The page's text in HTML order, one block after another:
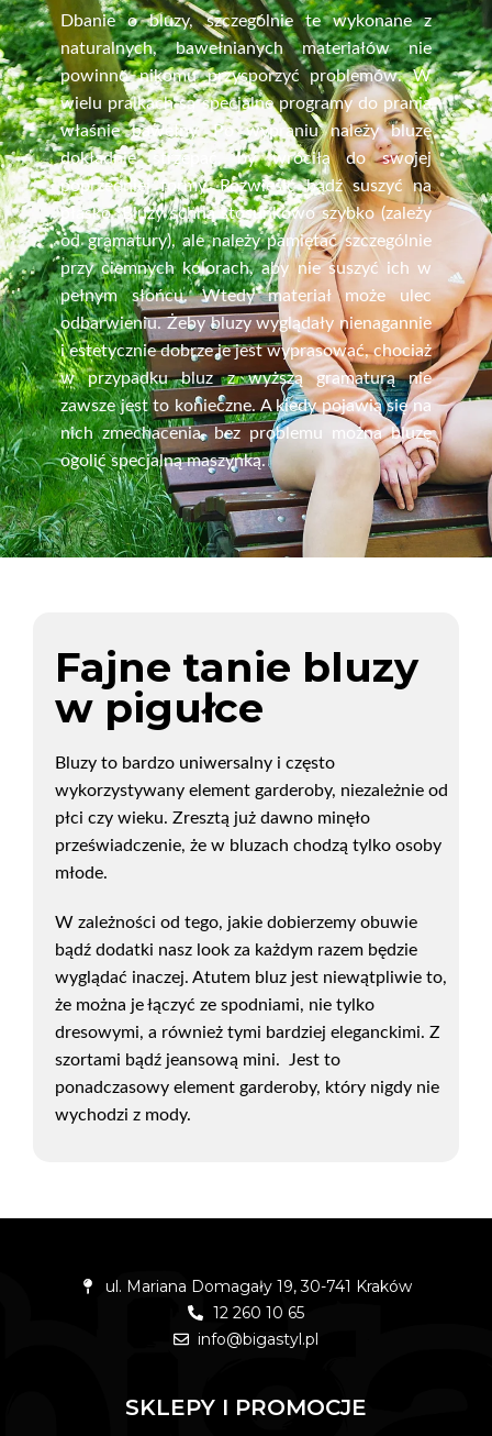
Dbanie o bluzy, szczególnie te wykonane z
naturalnych, bawełnianych materiałów nie
powinno nikomu przysporzyć problemów. W
wielu pralkach są specjalne programy do prania
właśnie bawełny. Po wypraniu należy bluzę
dokładnie strzepać, by wróciła do swojej
poprzedniej formy. Rozwiesić bądź suszyć na
płasko. Bluzy schną stosunkowo szybko (zależy
od gramatury), ale należy pamiętać szczególnie
przy ciemnych kolorach, aby nie suszyć ich w
pełnym słońcu. Wtedy materiał może ulec
odbarwieniu. Żeby bluzy wyglądały nienagannie
i estetycznie dobrze je jest wyprasować, chociaż
w przypadku bluz z wyższą gramaturą nie
zawsze jest to konieczne. A kiedy pojawią się na
nich zmechacenia, bez problemu można bluzę
ogolić specjalną maszynką.
Fajne tanie bluzy
w pigułce
Bluzy to bardzo uniwersalny i często
wykorzystywany element garderoby, niezależnie od
płci czy wieku. Zresztą już dawno minęło
przeświadczenie, że w bluzach chodzą tylko osoby
młode.
W zależności od tego, jakie dobierzemy obuwie
bądź dodatki nasz look za każdym razem będzie
wyglądać inaczej. Atutem bluz jest niewątpliwie to,
że można je łączyć ze spodniami, nie tylko
dresowymi, a również tymi bardziej eleganckimi. Z
szortami bądź jeansową mini. Jest to
ponadczasowy element garderoby, który nigdy nie
wychodzi z mody.
ul. Mariana Domagały 19, 30-741 Kraków
12 260 10 65
info@bigastyl.pl
SKLEPY I PROMOCJE